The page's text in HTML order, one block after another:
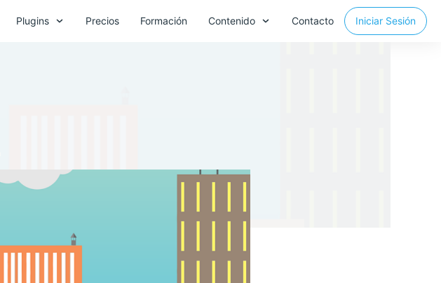
Plugins Precios Formación Contenido Contacto Iniciar Sesión